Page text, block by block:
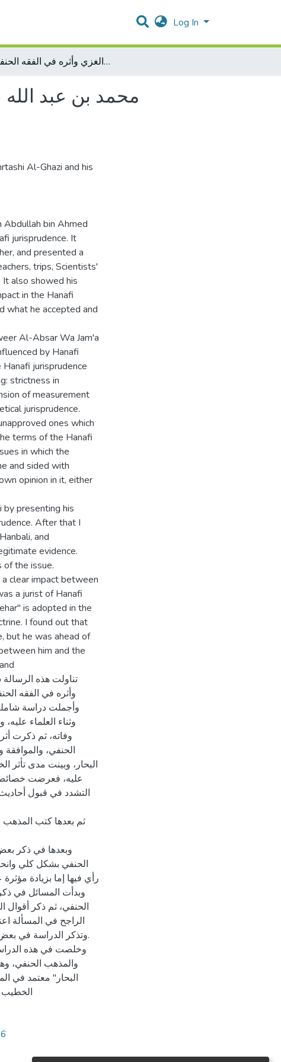
Log In
محمد بن عبد الله بن أحمد الخطيب التُمُرتاشي الغزي وأثره في الفقه الحنفي
محمد بن عبد
Al-Ghazi and his
bin Ahmed
jurisprudence. It
and presented a
trips, Scientists'
It also showed his
in the Hanafi
what he accepted and
Al-Absar Wa Jam'a
by Hanafi
jurisprudence
strictness in
of measurement
jurisprudence.
ones which
terms of the Hanafi
in which the
and sided with
opinion in it, either
by presenting his
After that I
and
evidence.
of the issue.
clear impact between
a jurist of Hanafi
is adopted in the
I found out that
but he was ahead of
him and the
تناولت هذه
وأثره في الفقه
وأجملت دراسة
وثناء العلماء
وفاته، ثم ذكرت
الحنفي، والموافقة
البحار، وبينت مدى تأثر
عليه، فعرضت خصائص
التشدد في قبول
ثم بعدها كتب المذهب
وبعدها في ذكر
الحنفي بشكل كلي
رأي فيها إما بزيادة
وبدأت المسائل في
الحنفي، ثم ذكر أقوال
الراجح في المسألة
وتذكر الدراسة في
وخلصت في هذه
والمذهب الحنفي،
البحار" معتمد في